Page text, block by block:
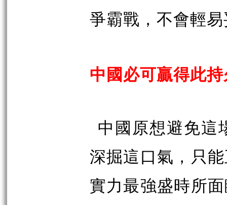
爭霸戰，不會輕
中國必可贏得此
中國原想避免這
深掘這口氣，只
實力最強盛時所